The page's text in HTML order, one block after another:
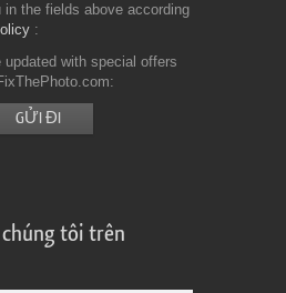
the fields above according
updated with special offers
tôi trên